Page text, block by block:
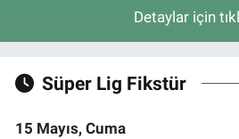
Detaylar için
Süper Lig Fikstür
15 Mayıs, Cuma